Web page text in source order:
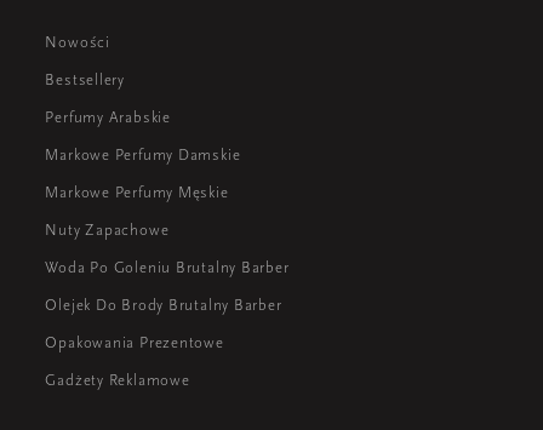
Nowości
Bestsellery
Perfumy Arabskie
Markowe Perfumy Damskie
Markowe Perfumy Męskie
Nuty Zapachowe
Woda Po Goleniu Brutalny Barber
Olejek Do Brody Brutalny Barber
Opakowania Prezentowe
Gadżety Reklamowe